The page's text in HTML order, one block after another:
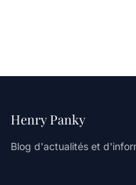
Henry Panky
Blog d'actualités et